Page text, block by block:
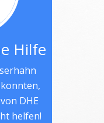
Hilfe
DHE
helfen!